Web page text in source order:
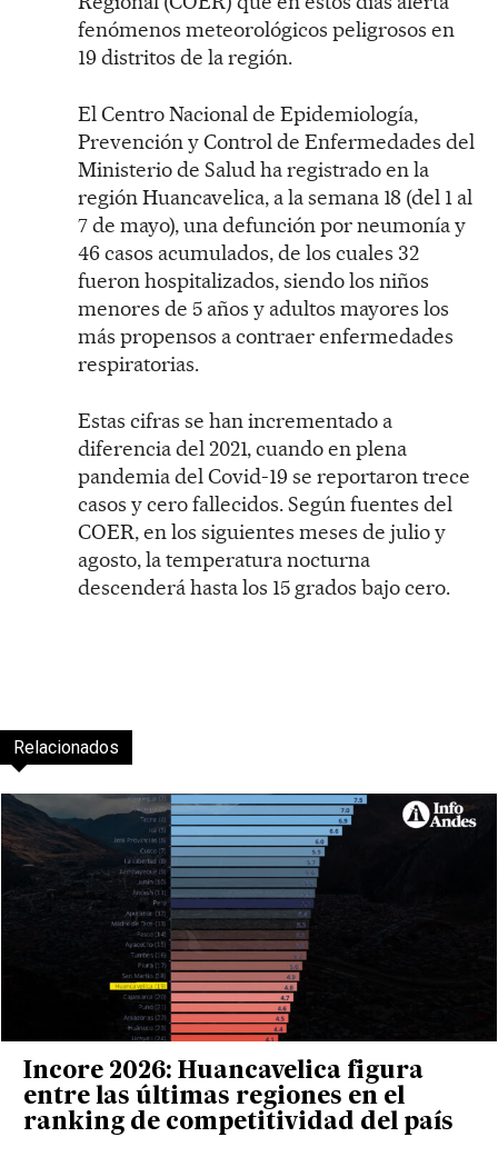
fenómenos meteorológicos peligrosos en
19 distritos de la región.
El Centro Nacional de Epidemiología,
Prevención y Control de Enfermedades del
Ministerio de Salud ha registrado en la
región Huancavelica, a la semana 18 (del 1 al
7 de mayo), una defunción por neumonía y
46 casos acumulados, de los cuales 32
fueron hospitalizados, siendo los niños
menores de 5 años y adultos mayores los
más propensos a contraer enfermedades
respiratorias.
Estas cifras se han incrementado a
diferencia del 2021, cuando en plena
pandemia del Covid-19 se reportaron trece
casos y cero fallecidos. Según fuentes del
COER, en los siguientes meses de julio y
agosto, la temperatura nocturna
descenderá hasta los 15 grados bajo cero.
Relacionados
Incore 2026: Huancavelica figura
entre las últimas regiones en el
ranking de competitividad del país